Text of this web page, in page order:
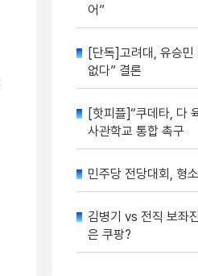
어”
[단독]고려대, 유승민
없다” 결론
[핫피플]“쿠데타, 다
사관학교 통합 촉구
민주당 전당대회, 형
김병기 vs 전직 보좌
은 쿠팡?